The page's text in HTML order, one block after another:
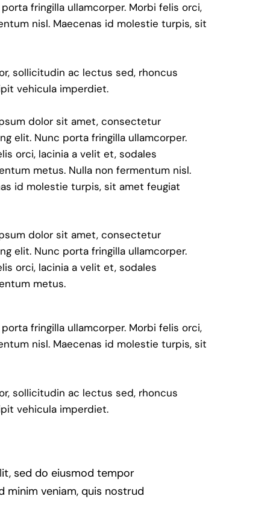
fringilla ullamcorper. Morbi felis orci,
nisl. Maecenas id molestie turpis, sit
sollicitudin ac lectus sed, rhoncus
vehicula imperdiet.
dolor sit amet, consectetur
elit. Nunc porta fringilla ullamcorper.
orci, lacinia a velit et, sodales
metus. Nulla non fermentum nisl.
id molestie turpis, sit amet feugiat
dolor sit amet, consectetur
elit. Nunc porta fringilla ullamcorper.
orci, lacinia a velit et, sodales
metus.
fringilla ullamcorper. Morbi felis orci,
nisl. Maecenas id molestie turpis, sit
sollicitudin ac lectus sed, rhoncus
vehicula imperdiet.
sed do eiusmod tempor
minim veniam, quis nostrud